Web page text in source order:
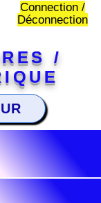
Connection /
Déconnection
/